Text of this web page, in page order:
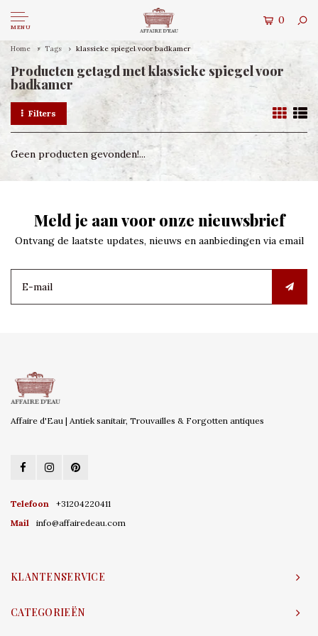
MENU
0
Home Tags klassieke spiegel voor badkamer
Producten getagd met klassieke spiegel voor
badkamer
Filters
Geen producten gevonden!...
Meld je aan voor onze nieuwsbrief
Ontvang de laatste updates, nieuws en aanbiedingen via email
Affaire d'Eau | Antiek sanitair, Trouvailles & Forgotten antiques
Telefoon
+31204220411
Mail
info@affairedeau.com
KLANTENSERVICE
CATEGORIEËN